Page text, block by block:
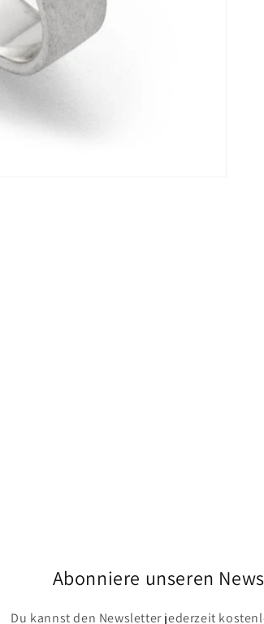
Abonniere unseren
Du kannst den Newsletter jederzeit